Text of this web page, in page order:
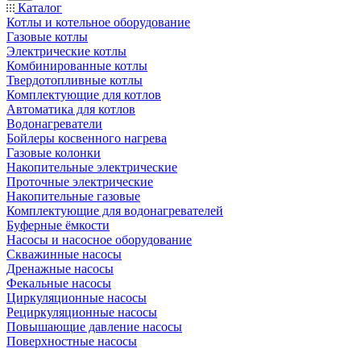
Каталог
Котлы и котельное оборудование
Газовые котлы
Электрические котлы
Комбинированные котлы
Твердотопливные котлы
Комплектующие для котлов
Автоматика для котлов
Водонагреватели
Бойлеры косвенного нагрева
Газовые колонки
Накопительные электрические
Проточные электрические
Накопительные газовые
Комплектующие для водонагревателей
Буферные ёмкости
Насосы и насосное оборудование
Скважинные насосы
Дренажные насосы
Фекальные насосы
Циркуляционные насосы
Рециркуляционные насосы
Повышающие давление насосы
Поверхностные насосы